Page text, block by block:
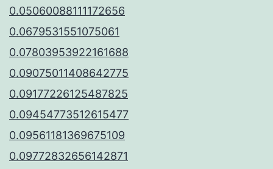
0.05060088111172656
0.0679531551075061
0.07803953922161688
0.09075011408642775
0.09177226125487825
0.09454773512615477
0.09561181369675109
0.09772832656142871